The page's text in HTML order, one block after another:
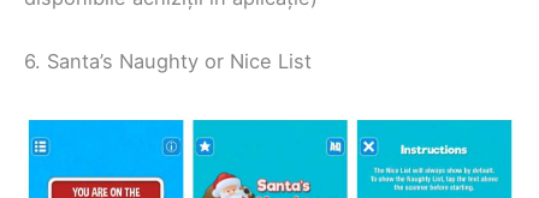
6. Santa’s Naughty or Nice List